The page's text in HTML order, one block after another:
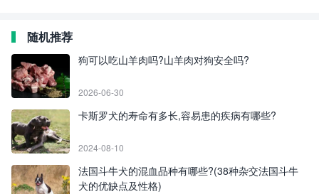
随机推荐
狗可以吃山羊肉吗?山羊肉对狗安全吗?
2026-06-30
卡斯罗犬的寿命有多长,容易患的疾病有哪些?
2024-08-10
法国斗牛犬的混血品种有哪些?(38种杂交法国斗牛
犬的优缺点及性格)